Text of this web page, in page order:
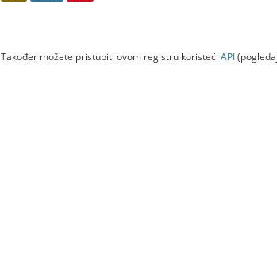
Također možete pristupiti ovom registru koristeći API